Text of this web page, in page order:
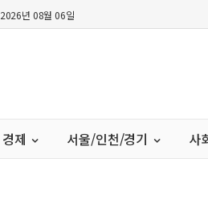
2026년 08월 06일
경제 서울/인천/경기 사